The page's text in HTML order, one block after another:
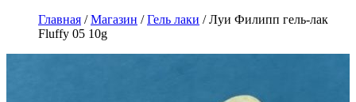
Главная /Магазин /Гель лаки /Луи Филипп гель-лак
Fluffy 05 10g